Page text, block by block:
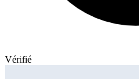
Vérifié